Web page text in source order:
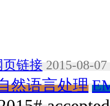
页链接 2015-08-
然语言处理